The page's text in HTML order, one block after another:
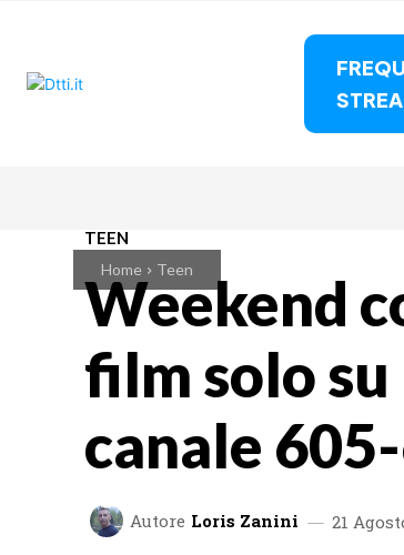
Home Teen
TEEN
Weekend
film solo
canale
Autore Loris Zanini 21